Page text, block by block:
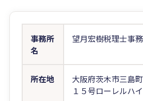
事務所
名
望月宏樹税理士事
所在地
大阪府茨木市三島
１５号ローレルハ